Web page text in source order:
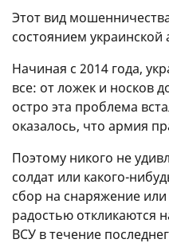
Этот вид
состоянием
Начиная с 2014 года,
все: от ложек и носков
остро эта проблема
оказалось, что армия
Поэтому никого не
солдат или какого-
сбор на снаряжение
радостью откликаются
ВСУ в течение